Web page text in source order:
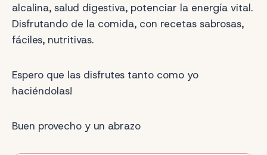
alcalina, salud digestiva, potenciar la energía vital.
Disfrutando de la comida, con recetas sabrosas,
fáciles, nutritivas.
Espero que las disfrutes tanto como yo
haciéndolas!
Buen provecho y un abrazo